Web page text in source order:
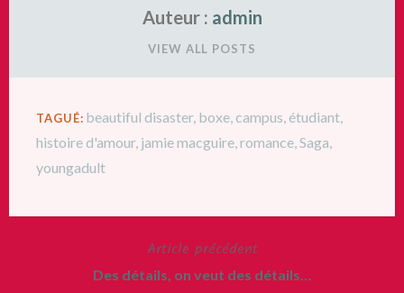
Auteur : admin
VIEW ALL POSTS
TAGUÉ: beautiful disaster, boxe,campus,étudiant,
histoire d'amour, jamie macguire,romance,Saga,
youngadult
Article précédent
Des détails, on veut des détails…